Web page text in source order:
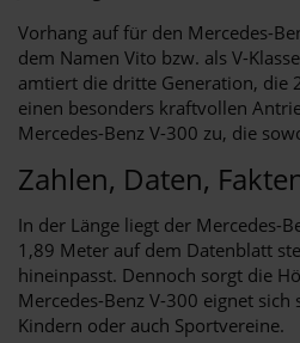
Vorhang auf für den Mercedes-
dem Namen Vito bzw. als V-
amtiert die dritte Generation, die
einen besonders kraftvollen
Mercedes-Benz V-300 zu, die
Zahlen, Daten,
In der Länge liegt der Mercedes-
1,89 Meter auf dem Datenblatt
hineinpasst. Dennoch sorgt die
Mercedes-Benz V-300 eignet
Kindern oder auch Sportvereine.